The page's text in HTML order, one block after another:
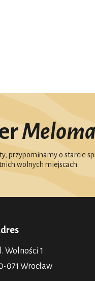
przypominamy o starcie
wolnych miejscach
Wolności 1
071 Wrocław